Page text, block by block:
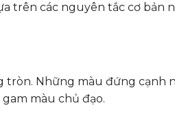
trên các nguyên tắc cơ bản
tròn. Những màu đứng cạnh
màu chủ đạo.